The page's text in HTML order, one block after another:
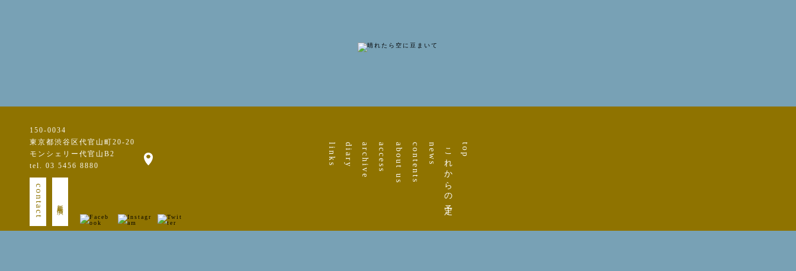
top
これからの予定
news
contents
about us
access
archive
diary
links
150-0034
東京都渋谷区代官山町20-20
モンシェリー代官山B2
tel. 03 5456 8880
contact